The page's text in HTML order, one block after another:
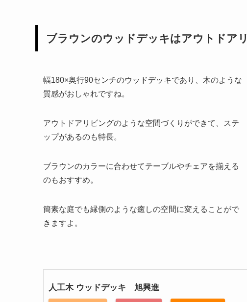
ブラウンのウッドデッキはアウトドア
幅180×奥行90センチのウッドデッキであり、木のような
質感がおしゃれですね。
アウトドアリビングのような空間づくりができて、ステ
ップがあるのも特長。
ブラウンのカラーに合わせてテーブルやチェアを揃える
のもおすすめ。
簡素な庭でも縁側のような癒しの空間に変えることがで
きますよ。
人工木 ウッドデッキ 旭興進